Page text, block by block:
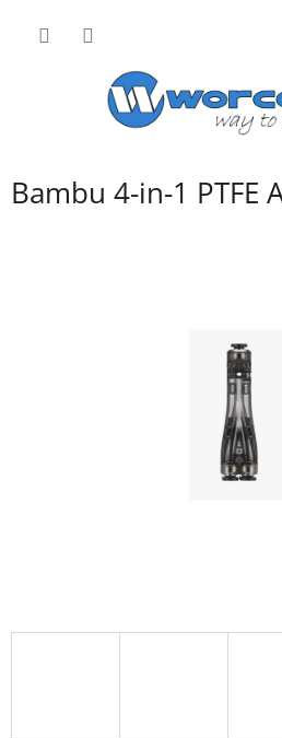
Bambu 4-in-1 PTFE